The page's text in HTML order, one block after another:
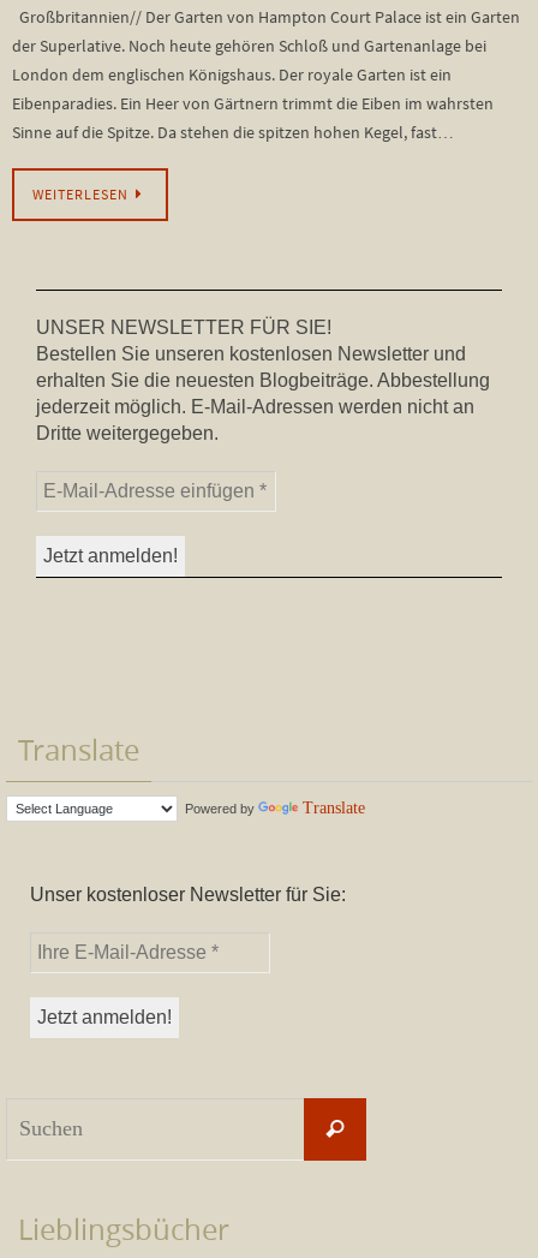
Großbritannien// Der Garten von Hampton Court Palace ist ein Garten
der Superlative. Noch heute gehören Schloß und Gartenanlage bei
London dem englischen Königshaus. Der royale Garten ist ein
Eibenparadies. Ein Heer von Gärtnern trimmt die Eiben im wahrsten
Sinne auf die Spitze. Da stehen die spitzen hohen Kegel, fast…
WEITERLESEN
UNSER NEWSLETTER FÜR SIE!
Bestellen Sie unseren kostenlosen Newsletter und
erhalten Sie die neuesten Blogbeiträge. Abbestellung
jederzeit möglich. E-Mail-Adressen werden nicht an
Dritte weitergegeben.
Translate
Powered by Translate
Unser kostenloser Newsletter für Sie:
Suchen
Lieblingsbücher